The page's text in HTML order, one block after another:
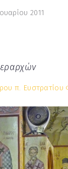
2011
π. Ευστρατίου